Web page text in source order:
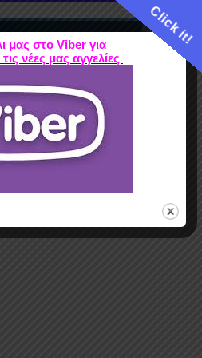
Click it!
μας στο Viber για
νέες μας αγγελίες